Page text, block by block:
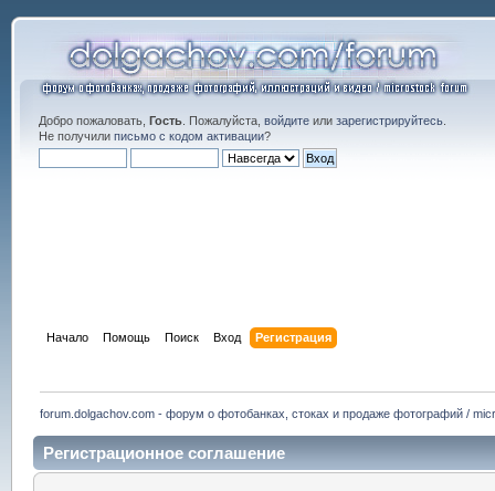
Добро пожаловать, Гость. Пожалуйста, войдитеили зарегистрируйтесь.
Не получили письмо с кодом активации?
Начало Помощь Поиск Вход Регистрация
forum.dolgachov.com - форум о фотобанках, стоках и продаже фотографий /
Регистрационное соглашение